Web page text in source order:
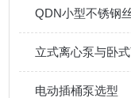
QDN小型不锈钢
立式离心泵与卧
电动插桶泵选型